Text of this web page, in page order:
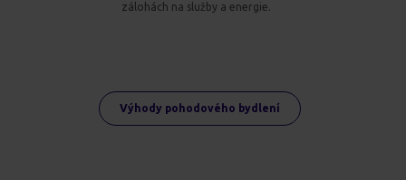
zálohách na služby a energie.
Výhody pohodového bydlení